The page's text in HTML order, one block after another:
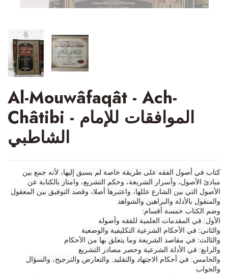
Al-Mouwâfaqât - Ach-
Châtibi - الموافقات للإمام
الشاطبي
كتاب في أصول الفقه على طريقة خاصة لم يسبق إليها، لأنه جمع بين
مبادئ الأصول، وأسرار الشريعة، وحكم التشريع، وامتاز بالكتابة عن
الأصول التي بين الشارع عللها، واعتبرها أصلا، وقصد التوفيق بين المعقول
والمنقول بالأدلة والبراهين والشواهد
وضم الكتاب خمسة أقسام:
الأول: في المقدمات العلمية للفقه وأصوله
والثاني: في الأحكام الشرعية التكليفية والوضعية
والثالث: في مقاصد الشريعة وما يتعلق بها من الأحكام
والرابع: في الأدلة الشرعية وحصر مصادر التشريع
والخامس: في أحكام الاجتهاد والتقليد. والتعارض والترجيح، والسؤال
والجواب